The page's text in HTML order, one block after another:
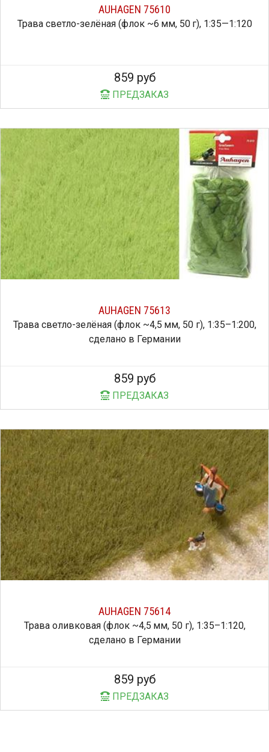
AUHAGEN 75610
Трава светло-зелёная (флок ~6 мм, 50 г), 1:35—1:120
859 руб
ПРЕДЗАКАЗ
AUHAGEN 75613
Трава светло-зелёная (флок ~4,5 мм, 50 г), 1:35–1:200,
сделано в Германии
859 руб
ПРЕДЗАКАЗ
AUHAGEN 75614
Трава оливковая (флок ~4,5 мм, 50 г), 1:35–1:120,
сделано в Германии
859 руб
ПРЕДЗАКАЗ